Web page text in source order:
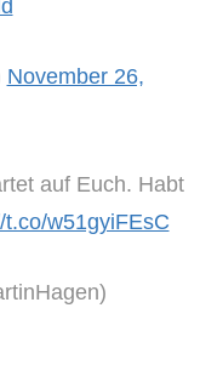
November 26,
auf Euch. Habt
t.co/w51gyiFEsC